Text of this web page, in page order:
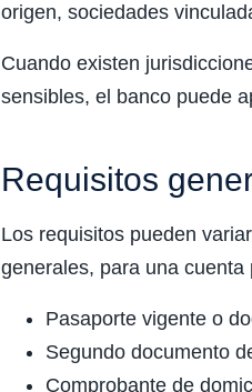
origen, sociedades
Cuando existen
sensibles, el banco puede
Requisitos
Los requisitos pueden
generales, para una
Pasaporte vigente o
Segundo documento
Comprobante de